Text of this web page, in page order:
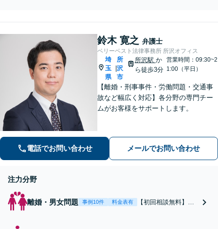
なアドバイスを提示します。
【メール・WEB面談可】【後
払い利用可】
鈴木 寛之 弁護士
ベリーベスト法律事務所 所沢オフィス
埼
玉
県
所
沢
市
所沢駅 か
ら徒歩3分
営業時間：09:30~2
1:00（平日）
【離婚・刑事事件・労働問題・交通事
故など幅広く対応】各分野の専門チー
ムがお客様をサポートします。
電話でお問い合わせ メールでお問い合わせ
注力分野
離婚・男女問題 事例10件 料金表有
【初回相談無料】あ